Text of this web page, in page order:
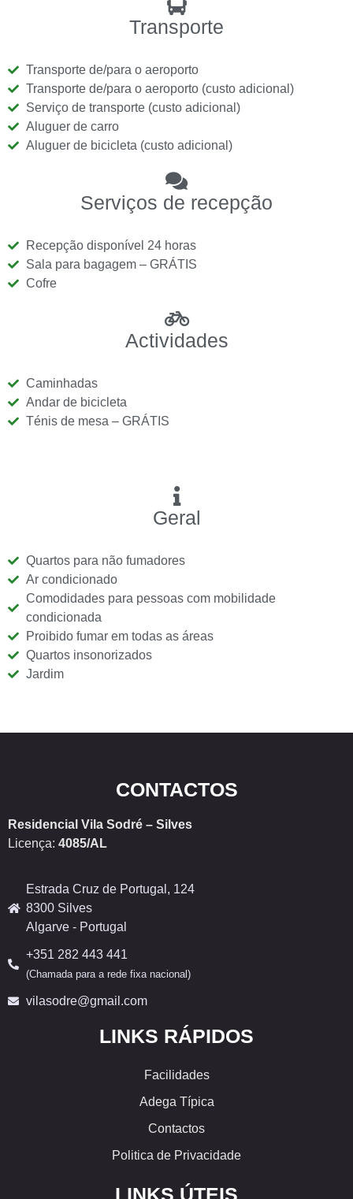
Transporte
Transporte de/para o aeroporto
Transporte de/para o aeroporto (custo adicional)
Serviço de transporte (custo adicional)
Aluguer de carro
Aluguer de bicicleta (custo adicional)
Serviços de recepção
Recepção disponível 24 horas
Sala para bagagem – GRÁTIS
Cofre
Actividades
Caminhadas
Andar de bicicleta
Ténis de mesa – GRÁTIS
Geral
Quartos para não fumadores
Ar condicionado
Comodidades para pessoas com mobilidade
condicionada
Proibido fumar em todas as áreas
Quartos insonorizados
Jardim
CONTACTOS
Residencial Vila Sodré – Silves
Licença: 4085/AL
Estrada Cruz de Portugal, 124
8300 Silves
Algarve - Portugal
+351 282 443 441
(Chamada para a rede fixa nacional)
vilasodre@gmail.com
LINKS RÁPIDOS
Facilidades
Adega Típica
Contactos
Politica de Privacidade
LINKS ÚTEIS